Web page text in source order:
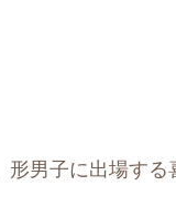
男子に出場する